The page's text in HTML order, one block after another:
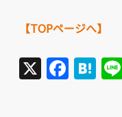
【TOPページへ】
X